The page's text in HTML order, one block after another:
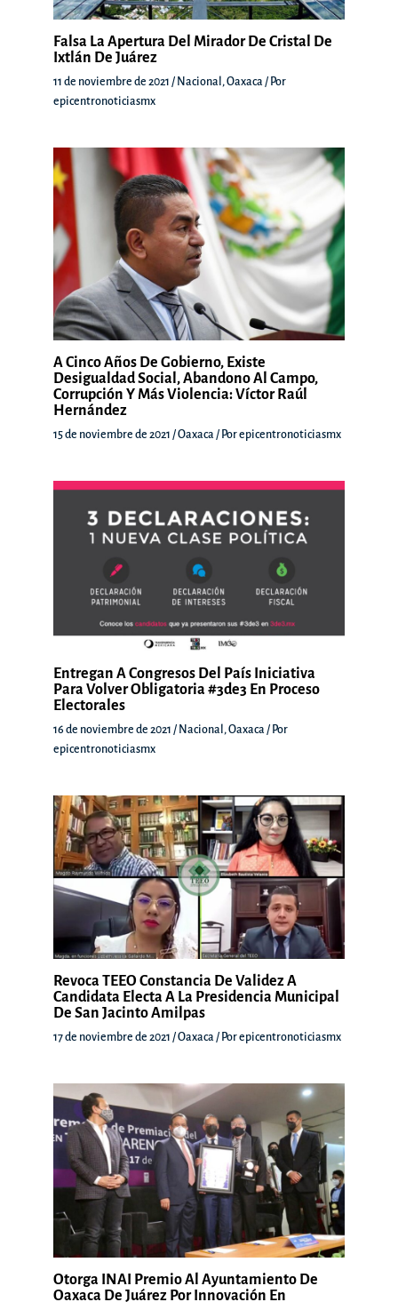
Falsa La Apertura Del Mirador De Cristal De
Ixtlán De Juárez
11 de noviembre de 2021 / Nacional , Oaxaca / Por
epicentronoticiasmx
A Cinco Años De Gobierno, Existe
Desigualdad Social, Abandono Al Campo,
Corrupción Y Más Violencia: Víctor Raúl
Hernández
15 de noviembre de 2021 /Oaxaca / Porepicentronoticiasmx
Entregan A Congresos Del País Iniciativa
Para Volver Obligatoria #3de3 En Proceso
Electorales
16 de noviembre de 2021 / Nacional , Oaxaca / Por
epicentronoticiasmx
Revoca TEEO Constancia De Validez A
Candidata Electa A La Presidencia Municipal
De San Jacinto Amilpas
17 de noviembre de 2021 /Oaxaca / Porepicentronoticiasmx
Otorga INAI Premio Al Ayuntamiento De
Oaxaca De Juárez Por Innovación En